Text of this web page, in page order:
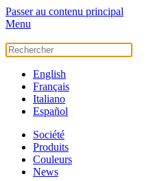
Passer au contenu principal
Menu
English
Français
Italiano
Español
Société
Produits
Couleurs
News